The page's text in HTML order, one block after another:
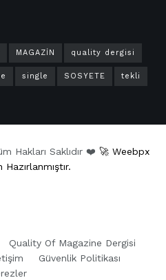
MAGAZİN quality dergisi
single SOSYETE tekli
Hakları Saklıdır ❤️ 🚀 Weebpx
Hazırlanmıştır.
Quality Of Magazine Dergisi
Güvenlik Politikası